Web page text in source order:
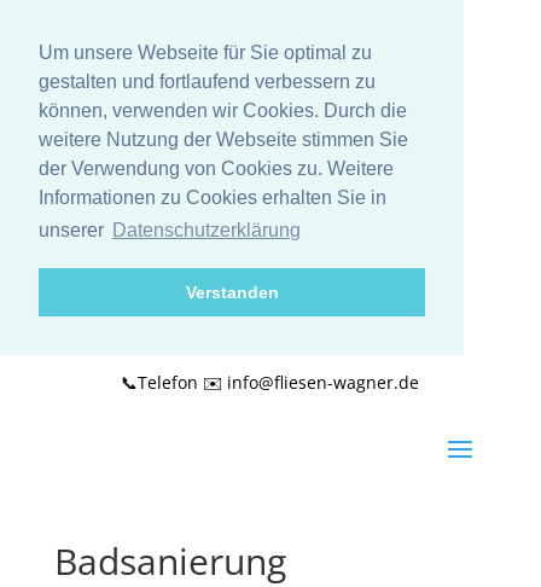
Um unsere Webseite für Sie optimal zu
gestalten und fortlaufend verbessern zu
können, verwenden wir Cookies. Durch die
weitere Nutzung der Webseite stimmen Sie
der Verwendung von Cookies zu. Weitere
Informationen zu Cookies erhalten Sie in
unserer Datenschutzerklärung
Verstanden
📞Telefon ✉️ info@fliesen-wagner.de
Badsanierung